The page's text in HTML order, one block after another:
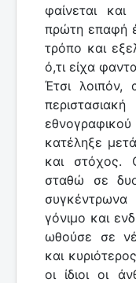
φαίνεται
πρώτη επαφή
τρόπο και
ό,τι είχα
Έτσι λοιπόν,
κατέληξε
και στόχος.
σταθώ σε
γόνιμο και
ωθούσε σε
και
οι ίδιοι οι